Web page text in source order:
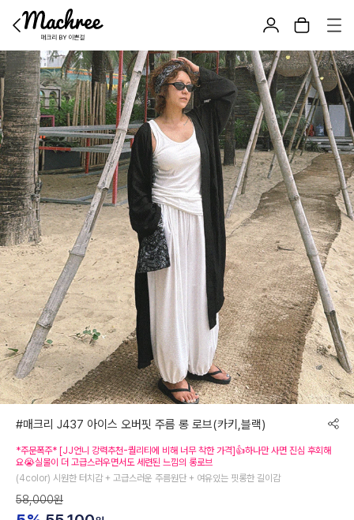
#매크리 J437 아이스 오버핏 주름 롱 로브(카키,블랙)
*주문폭주* [JJ언니 강력추천-퀄리티에 비해 너무 착한 가격]👍하나만 사면 진심 후회해
요😭실물이 더 고급스러우면서도 세련된 느낌의 롱로브
(4color) 시원한 터치감 + 고급스러운 주름원단 + 여유있는 핏롱한 길이감
58,000원